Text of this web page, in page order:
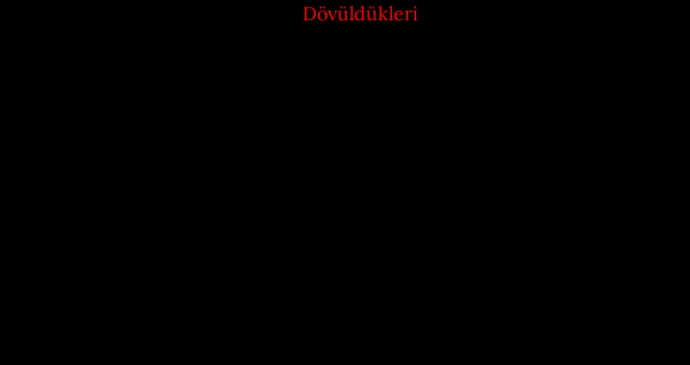
Dövüldükleri